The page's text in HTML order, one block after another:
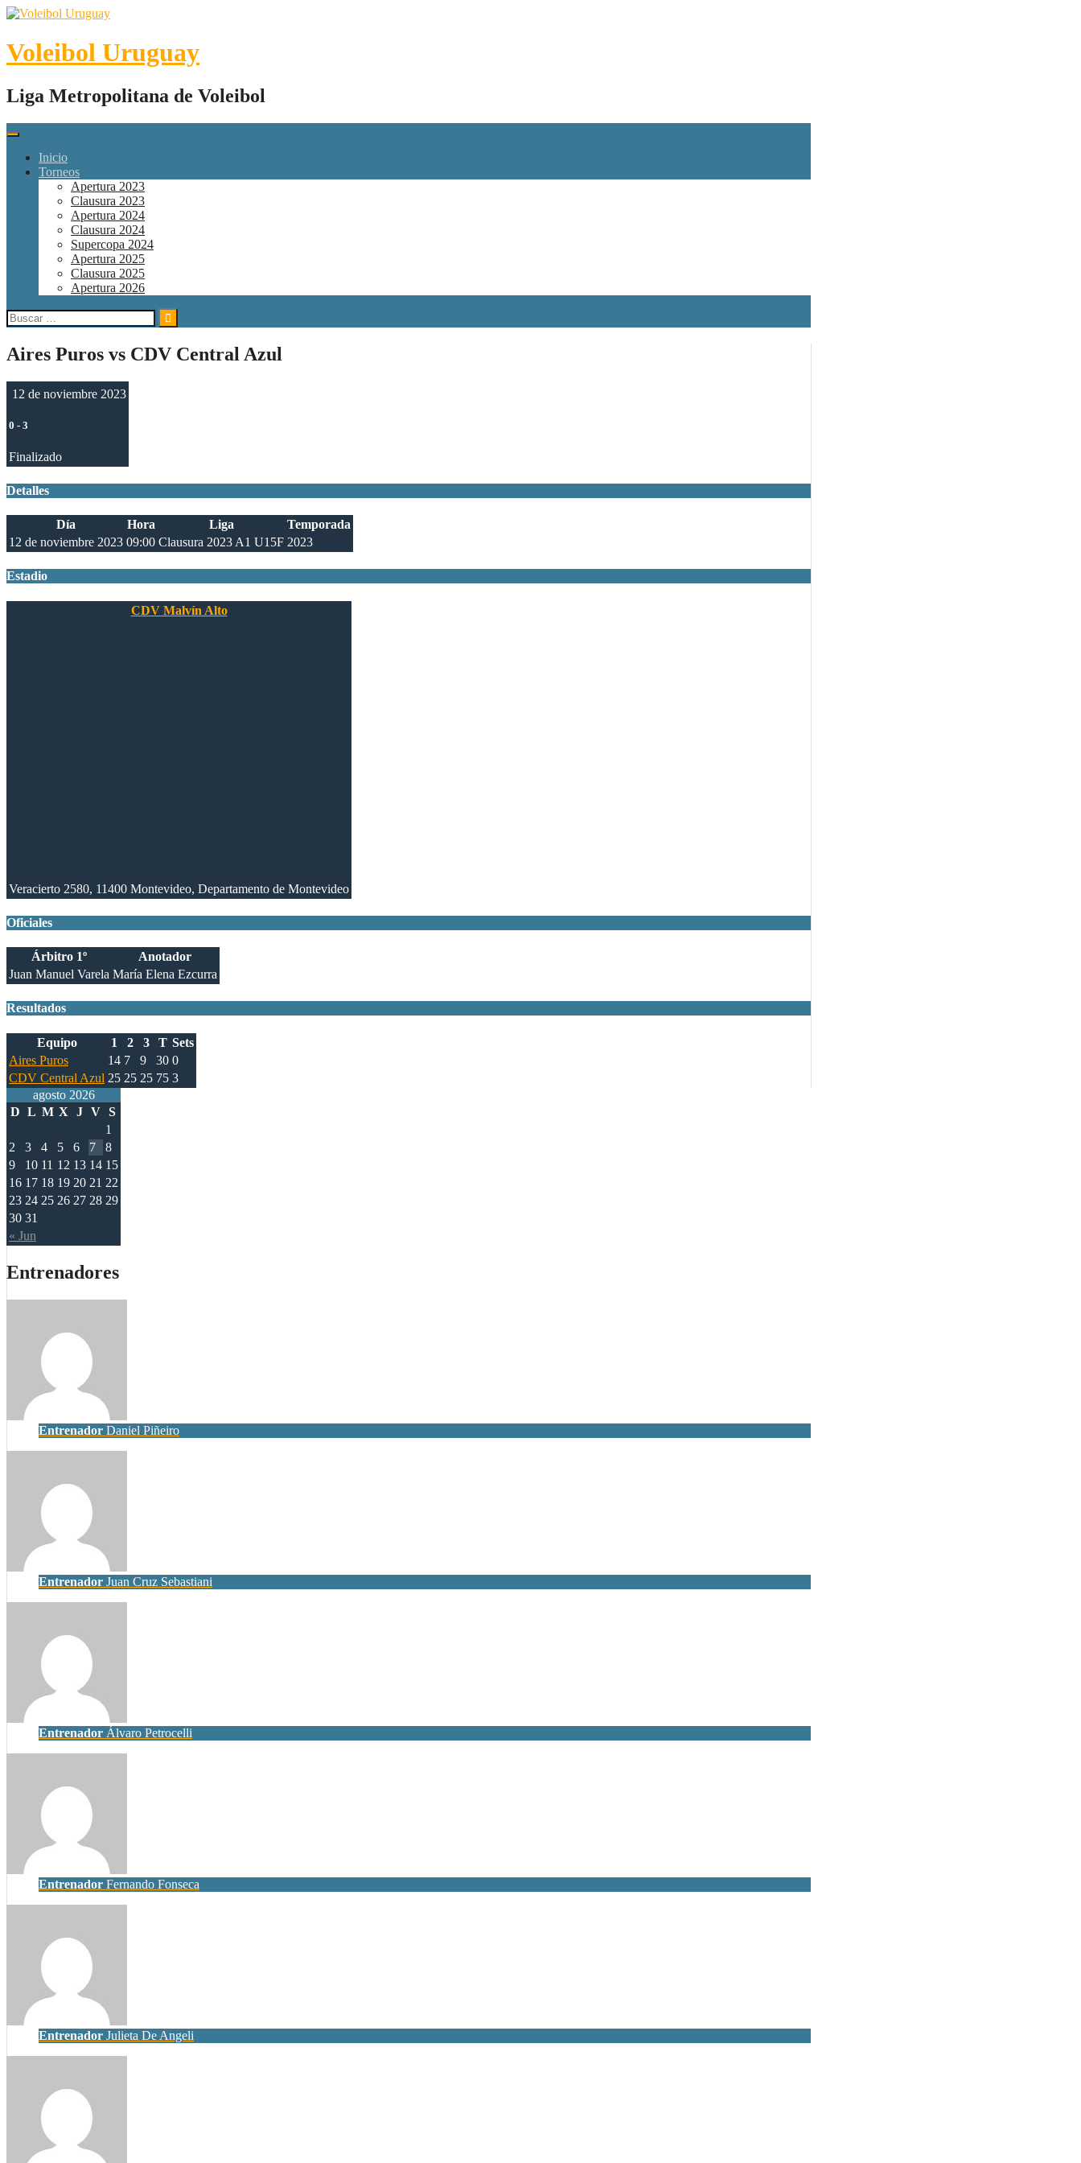
Skip
content
Voleibol Uruguay
Liga Metropolitana de Voleibol
Inicio
Torneos
Apertura 2023
Clausura 2023
Apertura 2024
Clausura 2024
Supercopa 2024
Apertura 2025
Clausura 2025
Apertura 2026
Buscar:
Aires Puros vs CDV Central Azul
12 de noviembre 2023
0 - 3
Finalizado
Detalles
Día Hora Liga
Temporada
12 de noviembre 2023 09:00 Clausura 2023 A1 U15F 2023
Estadio
CDV Malvín Alto
Veracierto 2580, 11400 Montevideo, Departamento de Montevideo
Oficiales
Árbitro 1º
Anotador
Juan Manuel Varela María Elena Ezcurra
Resultados
Equipo 1 2 3 T Sets
Aires Puros
14 7 9 30 0
CDV Central Azul 25 25 25 75 3
agosto 2026
D L M X J V S
« Jun
1
2
3 4 5 6 7
8
9
10 11 12 13 14 15
16 17 18 19 20 21 22
23 24 25 26 27 28 29
30 31
Entrenadores
Entrenador Daniel Piñeiro
Entrenador Juan Cruz Sebastiani
Entrenador Álvaro Petrocelli
Entrenador Fernando Fonseca
Entrenador Julieta De Angeli